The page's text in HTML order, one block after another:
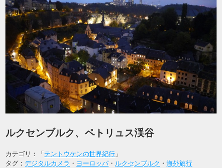
ルクセンブルク、ペトリュス渓谷
カテゴリ：「 テントウケンの世界紀行 」
タグ：デジタルカメラ ・ ヨーロッパ・ ルクセンブルク ・海外旅行